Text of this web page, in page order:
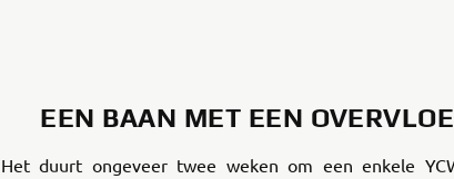
EEN BAAN MET EEN
Het duurt ongeveer twee weken om een enkele